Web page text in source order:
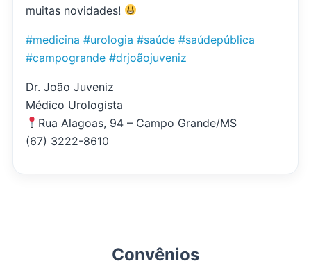
muitas novidades!
#medicina #urologia #saúde #saúdepública
#campogrande #drjoãojuveniz
Dr. João Juveniz
Médico Urologista
Rua Alagoas, 94 – Campo Grande/MS
(67) 3222-8610
Convênios